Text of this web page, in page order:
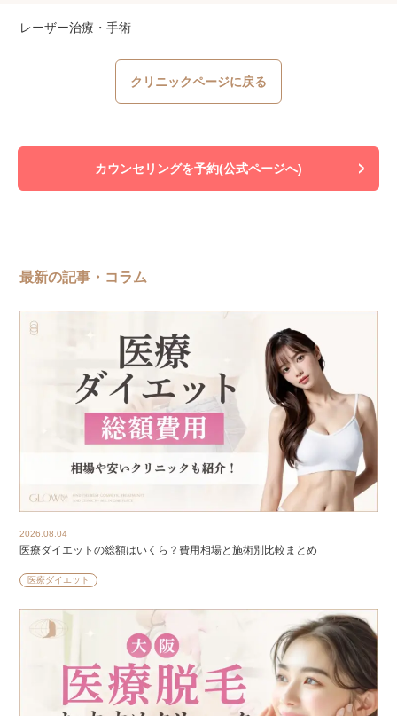
レーザー治療・手術
クリニックページに戻る
カウンセリングを予約(公式ページへ)
最新の記事・コラム
2026.08.04
医療ダイエットの総額はいくら？費用相場と施術別比較まとめ
医療ダイエット